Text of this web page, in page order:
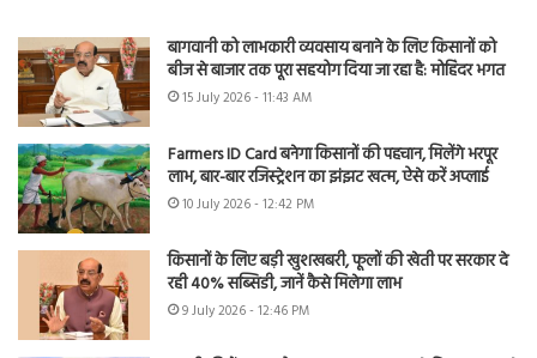
बागवानी को लाभकारी व्यवसाय बनाने के लिए किसानों को
बीज से बाजार तक पूरा सहयोग दिया जा रहा है: मोहिंदर भगत
15 July 2026 - 11:43 AM
Farmers ID Card बनेगा किसानों की पहचान, मिलेंगे भरपूर
लाभ, बार-बार रजिस्ट्रेशन का झंझट खत्म, ऐसे करें अप्लाई
10 July 2026 - 12:42 PM
किसानों के लिए बड़ी खुशखबरी, फूलों की खेती पर सरकार दे
रही 40% सब्सिडी, जानें कैसे मिलेगा लाभ
9 July 2026 - 12:46 PM